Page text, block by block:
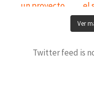
Ver
Twitter feed is